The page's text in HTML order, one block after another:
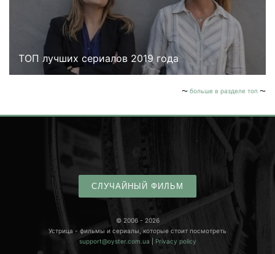
ТОП лучших сериалов 2019 года
больше в разделе топ
СЛУЧАЙНЫЙ ФИЛЬМ
© 2006 - 2026
Устрица - фильмы и сериалы, которые стоит посмотреть
support@oyster.com.ua
Privacy policy